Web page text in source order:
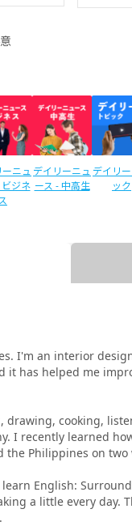
ニュ
ジネ
デイリーニュ
ース - 中高生
デイリ
ック
スタディサプ 英検®二
策
文法
イラス
ぶ英
I'm an interior
it has helped me
drawing, cooking,
I recently learned
Philippines on two
English:
a little every day.